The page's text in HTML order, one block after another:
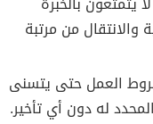
والانتقال من مرتبة
العمل حتى يتسنى
له دون أي تأخير.